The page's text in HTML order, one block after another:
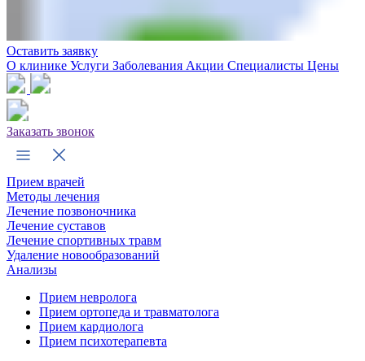
Оставить заявку
О клинике Услуги Заболевания Акции Специалисты Цены
Заказать звонок
Прием врачей
Методы лечения
Лечение позвоночника
Лечение суставов
Лечение спортивных травм
Удаление новообразований
Анализы
Прием невролога
Прием ортопеда и травматолога
Прием кардиолога
Прием психотерапевта